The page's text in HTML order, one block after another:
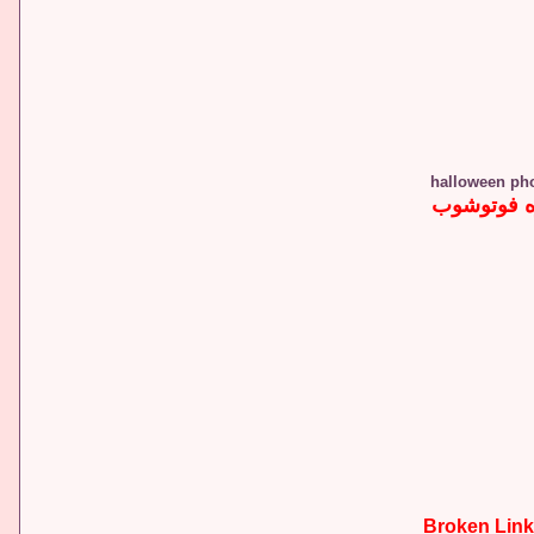
فوتوشوب